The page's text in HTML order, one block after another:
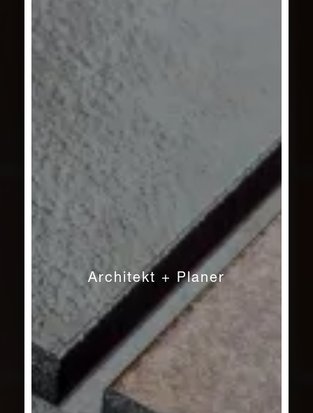
Architekt + Planer